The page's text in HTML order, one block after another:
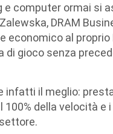
computer ormai si
DRAM
economico al
di gioco senza
infatti il meglio:
della velocità e